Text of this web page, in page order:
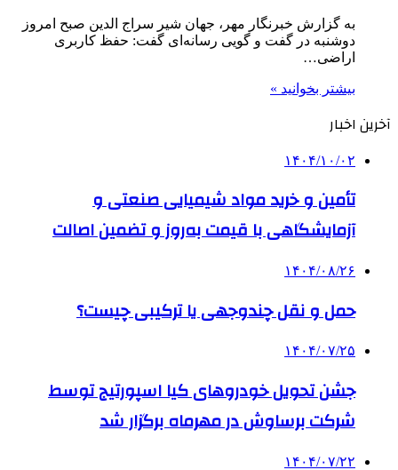
به گزارش خبرنگار مهر، جهان شیر سراج الدین صبح امروز
دوشنبه در گفت و گویی رسانه‌ای گفت: حفظ کاربری
اراضی…
بیشتر بخوانید »
آخرین اخبار
۱۴۰۴/۱۰/۰۲
تأمین و خرید مواد شیمیایی صنعتی و
آزمایشگاهی با قیمت به‌روز و تضمین اصالت
۱۴۰۴/۰۸/۲۶
حمل و نقل چندوجهی یا ترکیبی چیست؟
۱۴۰۴/۰۷/۲۵
جشن تحویل خودروهای کیا اسپورتیج توسط
شرکت برساوش در مهرماه برگزار شد
۱۴۰۴/۰۷/۲۲